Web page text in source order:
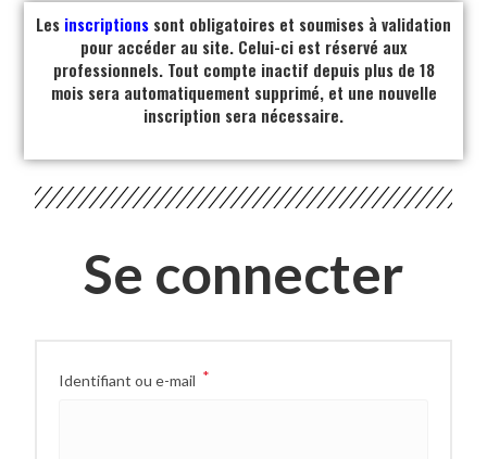
Les inscriptions sont obligatoires et soumises à validation
pour accéder au site. Celui-ci est réservé aux
professionnels. Tout compte inactif depuis plus de 18
mois sera automatiquement supprimé, et une nouvelle
inscription sera nécessaire.
Se connecter
Identifiant ou e-mail *